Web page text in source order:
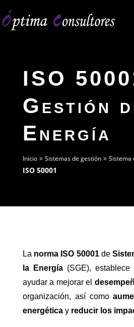
ISO
Gestión
Energía
Inicio» Sistemas de gestión» Sistema
ISO 50001
La norma ISO 50001de
la Energía(SGE), establece
ayudar a mejorar el
organización, así como
energéticay reducir los